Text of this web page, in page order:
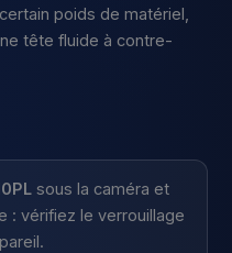
poids de matériel,
tête fluide à contre-
sous la caméra et
: vérifiez le verrouillage